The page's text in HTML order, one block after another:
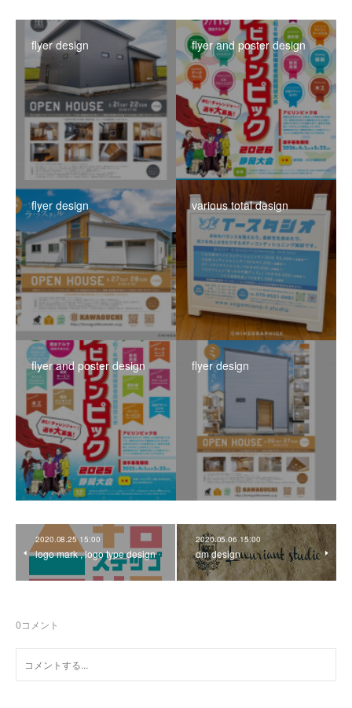
flyer design flyer and poster design
flyer design various total design
flyer and poster design flyer design
2020.08.25 15:00
logo mark , logo type design
2020.05.06 15:00
dm design
0コメント